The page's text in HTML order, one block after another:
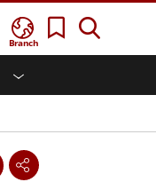
Branch